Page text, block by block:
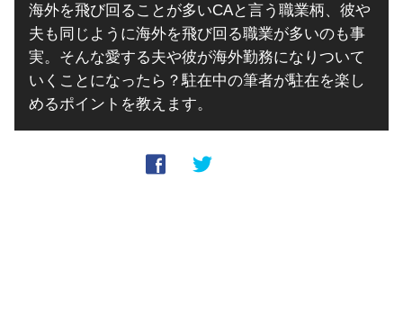
海外を飛び回ることが多いCAと言う職業柄、彼や
夫も同じように海外を飛び回る職業が多いのも事
実。そんな愛する夫や彼が海外勤務になりついて
いくことになったら？駐在中の筆者が駐在を楽し
めるポイントを教えます。